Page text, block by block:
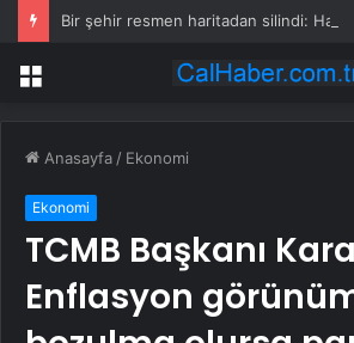
Bir şehir resmen haritadan silindi: Halk
Menü
Anasayfa / Ekonomi
Ekonomi
TCMB Başkanı
Enflasyon